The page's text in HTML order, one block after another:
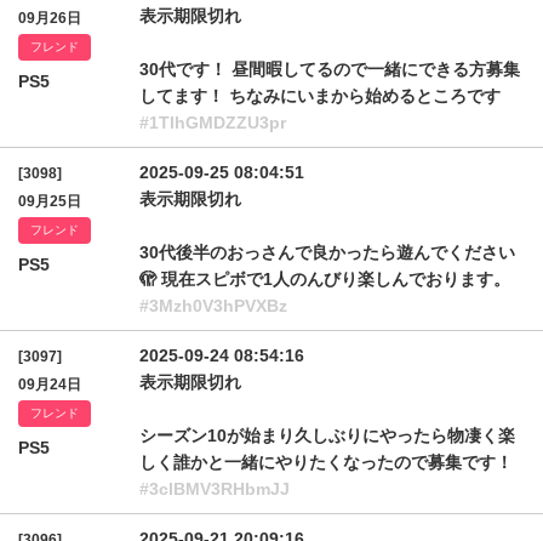
09月26日
フレンド
PS5
表示期限切れ
30代です！ 昼間暇してるので一緒にできる方募集
してます！ ちなみにいまから始めるところです
#1TlhGMDZZU3pr
[3098]
09月25日
フレンド
PS5
2025-09-25 08:04:51
表示期限切れ
30代後半のおっさんで良かったら遊んでください
🫣 現在スピボで1人のんびり楽しんでおります。
#3Mzh0V3hPVXBz
[3097]
09月24日
フレンド
PS5
2025-09-24 08:54:16
表示期限切れ
シーズン10が始まり久しぶりにやったら物凄く楽
しく誰かと一緒にやりたくなったので募集です！
#3clBMV3RHbmJJ